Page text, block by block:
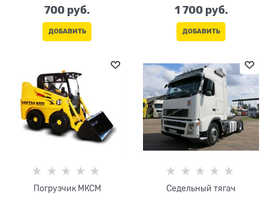
700 руб.
ДОБАВИТЬ
1 700 руб.
ДОБАВИТЬ
Погрузчик МКСМ Седельный тягач